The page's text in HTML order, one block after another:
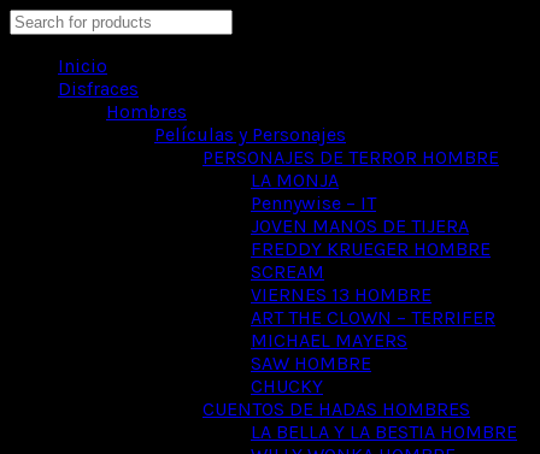
Inicio
Disfraces
Hombres
Películas y Personajes
PERSONAJES DE TERROR HOMBRE
LA MONJA
Pennywise – IT
JOVEN MANOS DE TIJERA
FREDDY KRUEGER HOMBRE
SCREAM
VIERNES 13 HOMBRE
ART THE CLOWN – TERRIFER
MICHAEL MAYERS
SAW HOMBRE
CHUCKY
CUENTOS DE HADAS HOMBRES
LA BELLA Y LA BESTIA HOMBRE